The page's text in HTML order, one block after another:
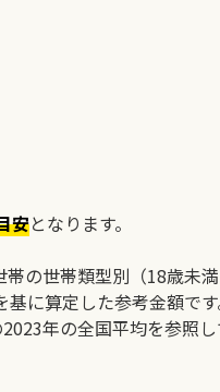
安となります。
の世帯類型別（18歳未
に算定した参考金額で
年の全国平均を参照